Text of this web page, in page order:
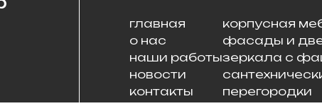
главная
о нас
наши работы
новости
контакты
корпусная
фасады и
зеркала с
перегородки